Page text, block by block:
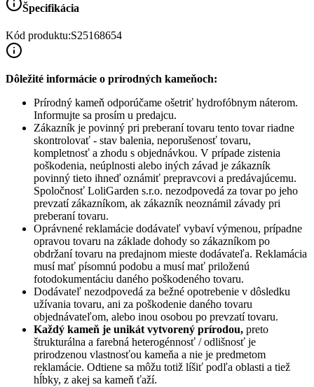
Špecifikácia
Kód produktu:S25168654
Dôležité informácie o prírodných kameňoch:
Prírodný kameň odporúčame ošetriť hydrofóbnym náterom.
Informujte sa prosím u predajcu.
Zákazník je povinný pri preberaní tovaru tento tovar riadne
skontrolovať - stav balenia, neporušenosť tovaru,
kompletnosť a zhodu s objednávkou. V prípade zistenia
poškodenia, neúplnosti alebo iných závad je zákazník
povinný tieto ihneď oznámiť prepravcovi a predávajúcemu.
Spoločnosť LoliGarden s.r.o. nezodpovedá za tovar po jeho
prevzatí zákazníkom, ak zákazník neoznámil závady pri
preberaní tovaru.
Oprávnené reklamácie dodávateľ vybaví výmenou, prípadne
opravou tovaru na základe dohody so zákazníkom po
obdržaní tovaru na predajnom mieste dodávateľa. Reklamácia
musí mať písomnú podobu a musí mať priloženú
fotodokumentáciu daného poškodeného tovaru.
Dodávateľ nezodpovedá za bežné opotrebenie v dôsledku
užívania tovaru, ani za poškodenie daného tovaru
objednávateľom, alebo inou osobou po prevzatí tovaru.
Každý kameň je unikát vytvorený prírodou, preto
štrukturálna a farebná heterogénnosť / odlišnosť je
prirodzenou vlastnosťou kameňa a nie je predmetom
reklamácie. Odtiene sa môžu totiž líšiť podľa oblasti a tiež
hĺbky, z akej sa kameň ťaží.